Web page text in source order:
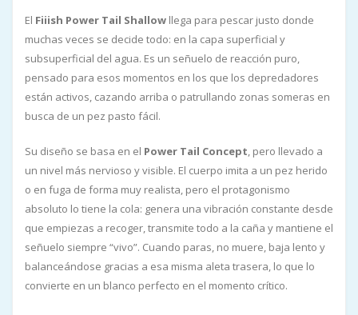
El Fiiish Power Tail Shallow llega para pescar justo donde
muchas veces se decide todo: en la capa superficial y
subsuperficial del agua. Es un señuelo de reacción puro,
pensado para esos momentos en los que los depredadores
están activos, cazando arriba o patrullando zonas someras en
busca de un pez pasto fácil.
Su diseño se basa en el Power Tail Concept, pero llevado a
un nivel más nervioso y visible. El cuerpo imita a un pez herido
o en fuga de forma muy realista, pero el protagonismo
absoluto lo tiene la cola: genera una vibración constante desde
que empiezas a recoger, transmite todo a la caña y mantiene el
señuelo siempre “vivo”. Cuando paras, no muere, baja lento y
balanceándose gracias a esa misma aleta trasera, lo que lo
convierte en un blanco perfecto en el momento crítico.